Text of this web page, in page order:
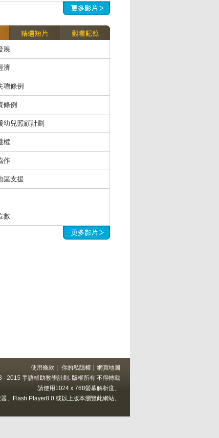
展
濟
聰條例
條例
幼兒照顧計劃
權
作
區支援
數
使用條款 你的私隱權
網頁地圖
2015 手語輔助教學計劃. 版權所有 不得轉載
請使用1024 x 768螢幕解析度、
、Flash Player8.0 或以上版本瀏覽此網站。